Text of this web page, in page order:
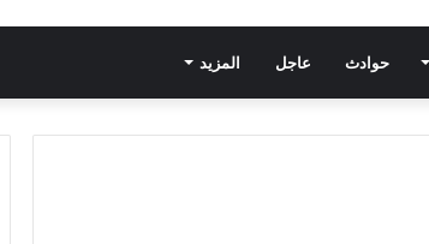
حوادث عاجل المزيد